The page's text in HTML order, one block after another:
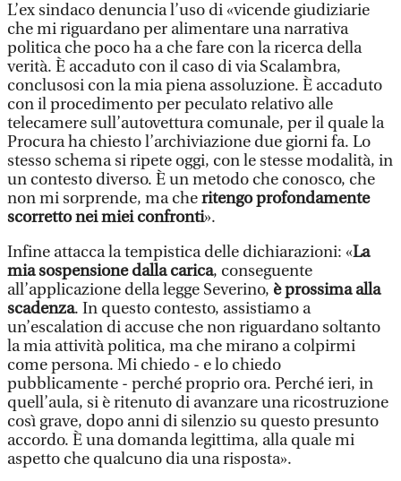
L’ex sindaco denuncia l’uso di «vicende giudiziarie
che mi riguardano per alimentare una narrativa
politica che poco ha a che fare con la ricerca della
verità. È accaduto con il caso di via Scalambra,
conclusosi con la mia piena assoluzione. È accaduto
con il procedimento per peculato relativo alle
telecamere sull’autovettura comunale, per il quale la
Procura ha chiesto l’archiviazione due giorni fa. Lo
stesso schema si ripete oggi, con le stesse modalità, in
un contesto diverso. È un metodo che conosco, che
non mi sorprende, ma cheritengo profondamente
scorretto nei miei confronti».
Infine attacca la tempistica delle dichiarazioni: «La
mia sospensione dalla carica, conseguente
all’applicazione della legge Severino, è prossima alla
scadenza. In questo contesto, assistiamo a
un’escalation di accuse che non riguardano soltanto
la mia attività politica, ma che mirano a colpirmi
come persona. Mi chiedo - e lo chiedo
pubblicamente - perché proprio ora. Perché ieri, in
quell’aula, si è ritenuto di avanzare una ricostruzione
così grave, dopo anni di silenzio su questo presunto
accordo. È una domanda legittima, alla quale mi
aspetto che qualcuno dia una risposta».